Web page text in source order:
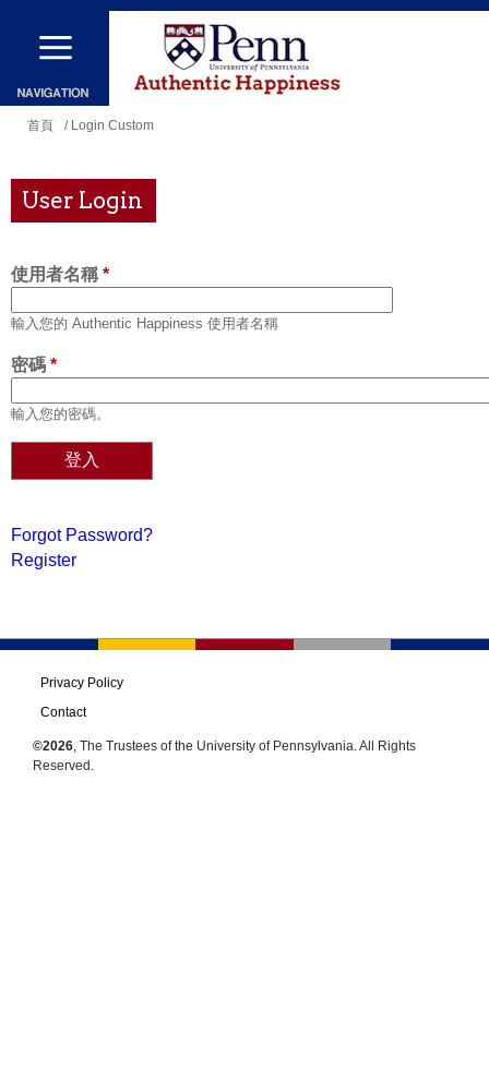
移
主
內
您
這
裡
首頁 / Login Custom
User Login
使用者名稱 *
輸入您的 Authentic Happiness 使用者名稱
密碼 *
輸入您的密碼。
Forgot Password?
Register
Privacy Policy
Contact
©2026, The Trustees of the University of Pennsylvania. All Rights
Reserved.